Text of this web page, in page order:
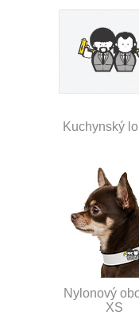
Kuchynský
Nylonový
XS